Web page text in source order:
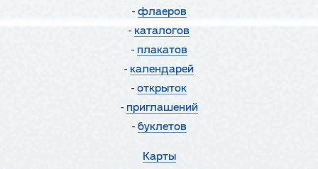
-флаеров
- каталогов
- плакатов
- календарей
-открыток
- приглашений
- буклетов
Карты